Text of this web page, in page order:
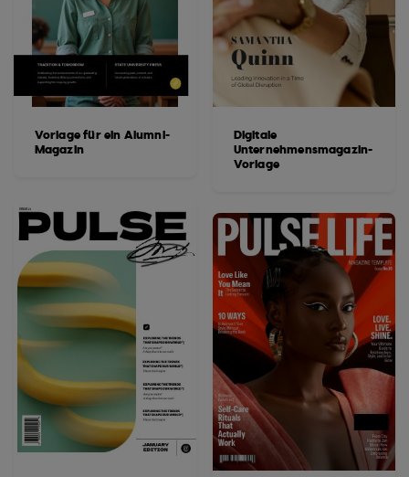
Vorlage für ein Alumni-
Magazin
Digitale
Unternehmensmagazin-
Vorlage